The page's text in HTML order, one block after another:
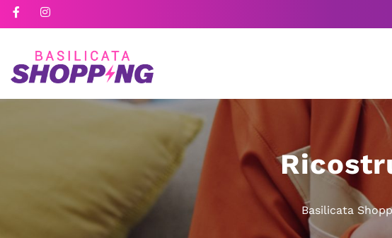
Basilicata